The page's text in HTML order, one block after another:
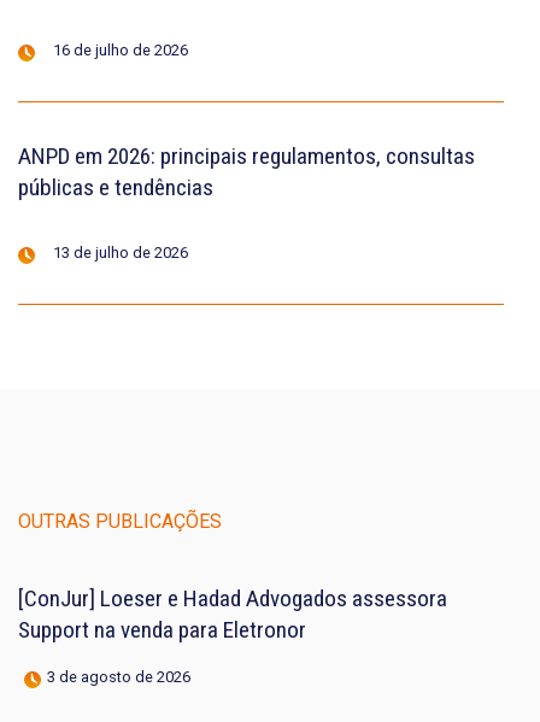
16 de julho de 2026
ANPD em 2026: principais regulamentos, consultas
públicas e tendências
13 de julho de 2026
OUTRAS PUBLICAÇÕES
[ConJur] Loeser e Hadad Advogados assessora
Support na venda para Eletronor
3 de agosto de 2026